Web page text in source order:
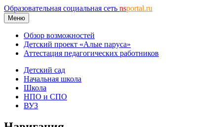
Образовательная социальная сеть nsportal.ru
Меню
Обзор возможностей
Детский проект «Алые паруса»
Аттестация педагогических работников
Детский сад
Начальная школа
Школа
НПО и СПО
ВУЗ